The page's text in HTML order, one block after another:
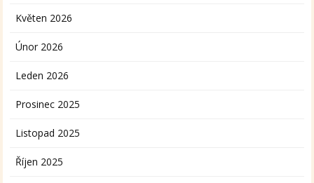
Květen 2026
Únor 2026
Leden 2026
Prosinec 2025
Listopad 2025
Říjen 2025